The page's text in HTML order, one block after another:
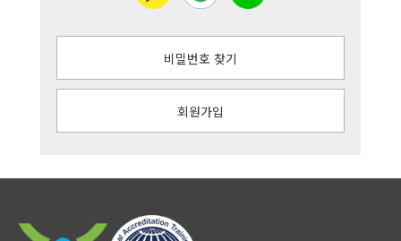
비밀번호 찾기
회원가입